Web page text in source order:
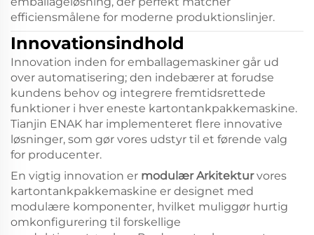
efficiensmålene for moderne produktionslinjer.
Innovationsindhold
Innovation inden for emballagemaskiner går ud
over automatisering; den indebærer at forudse
kundens behov og integrere fremtidsrettede
funktioner i hver eneste kartontankpakkemaskine.
Tianjin ENAK har implementeret flere innovative
løsninger, som gør vores udstyr til et førende valg
for producenter.
En vigtig innovation er modulær Arkitekturvores
kartontankpakkemaskine er designet med
modulære komponenter, hvilket muliggør hurtig
omkonfigurering til forskellige